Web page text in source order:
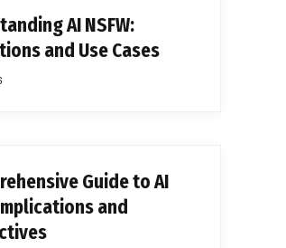
AI NSFW:
and Use Cases
Guide to AI
and